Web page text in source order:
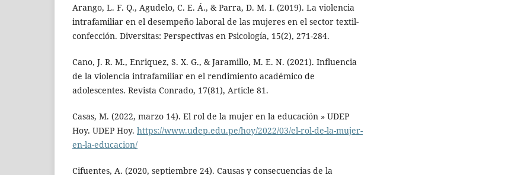
Arango, L. F. Q., Agudelo, C. E. Á., & Parra, D. M. I. (2019). La violencia
intrafamiliar en el desempeño laboral de las mujeres en el sector textil-
confección. Diversitas: Perspectivas en Psicología, 15(2), 271-284.
Cano, J. R. M., Enriquez, S. X. G., & Jaramillo, M. E. N. (2021). Influencia
de la violencia intrafamiliar en el rendimiento académico de
adolescentes. Revista Conrado, 17(81), Article 81.
Casas, M. (2022, marzo 14). El rol de la mujer en la educación » UDEP
Hoy. UDEP Hoy. https://www.udep.edu.pe/hoy/2022/03/el-rol-de-la-mujer-
en-la-educacion/
Cifuentes, A. (2020, septiembre 24). Causas y consecuencias de la